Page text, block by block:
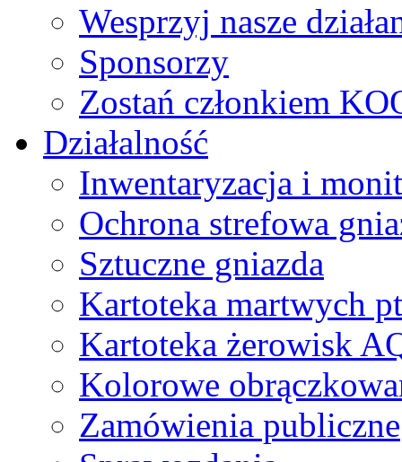
Wesprzyj nasze
Sponsorzy
Zostań członkiem
Działalność
Inwentaryzacja i
Ochrona strefowa
Sztuczne gniazda
Kartoteka martwych
Kartoteka żerowisk
Kolorowe
Zamówienia publiczne